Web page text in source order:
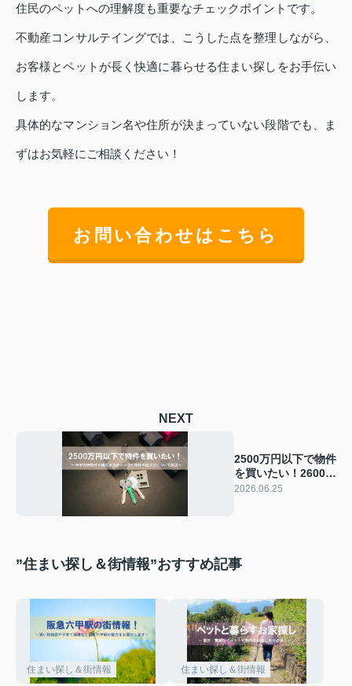
住民のペットへの理解度も重要なチェックポイントです。
不動産コンサルテイングでは、こうした点を整理しながら、
お客様とペットが長く快適に暮らせる住まい探しをお手伝い
します。
具体的なマンション名や住所が決まっていない段階でも、ま
ずはお気軽にご相談ください！
お問い合わせはこちら
NEXT
2500万円以下で物件
を買いたい！2600万
円物件の値引き交渉
2026.06.25
”住まい探し＆街情報”おすすめ記事
住まい探し＆街情報 住まい探し＆街情報